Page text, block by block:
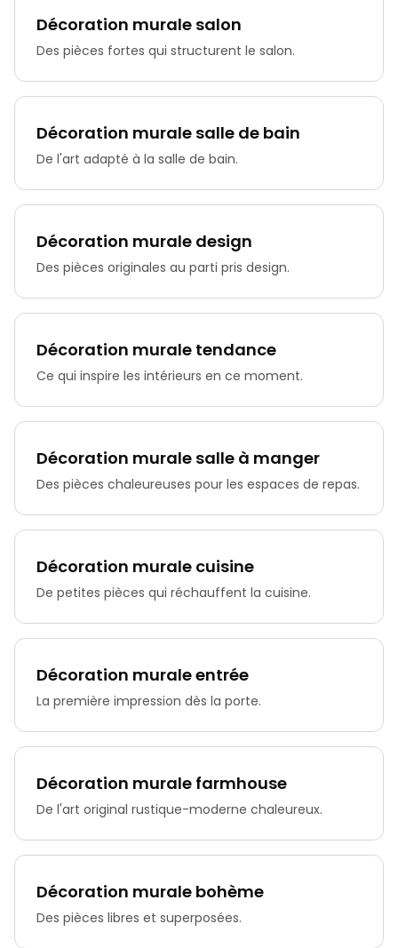
Décoration murale salon
Des pièces fortes qui structurent le salon.
Décoration murale salle de bain
De l'art adapté à la salle de bain.
Décoration murale design
Des pièces originales au parti pris design.
Décoration murale tendance
Ce qui inspire les intérieurs en ce moment.
Décoration murale salle à manger
Des pièces chaleureuses pour les espaces de repas.
Décoration murale cuisine
De petites pièces qui réchauffent la cuisine.
Décoration murale entrée
La première impression dès la porte.
Décoration murale farmhouse
De l'art original rustique-moderne chaleureux.
Décoration murale bohème
Des pièces libres et superposées.